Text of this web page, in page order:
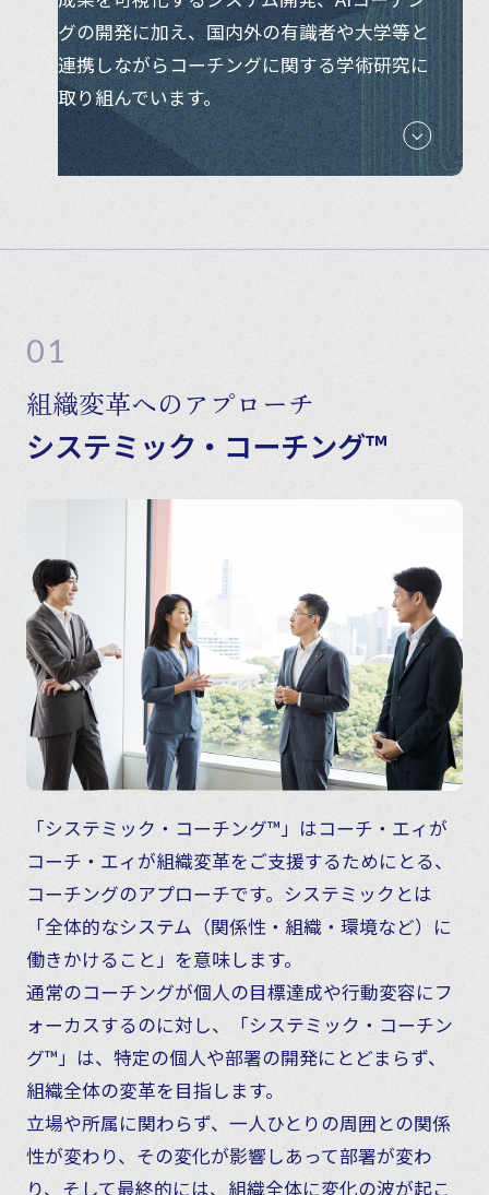
グの開発に加え、国内外の有識者や大学等と
連携しながらコーチングに関する学術研究に
取り組んでいます。
01
組織変革へのアプローチ
システミック・コーチング™
「システミック・コーチング™」はコーチ・エィが
コーチ・エィが組織変革をご支援するためにとる、
コーチングのアプローチです。システミックとは
「全体的なシステム（関係性・組織・環境など）に
働きかけること」を意味します。
通常のコーチングが個人の目標達成や行動変容にフ
ォーカスするのに対し、「システミック・コーチン
グ™」は、特定の個人や部署の開発にとどまらず、
組織全体の変革を目指します。
立場や所属に関わらず、一人ひとりの周囲との関係
性が変わり、その変化が影響しあって部署が変わ
り、そして最終的には、組織全体に変化の波が起こ